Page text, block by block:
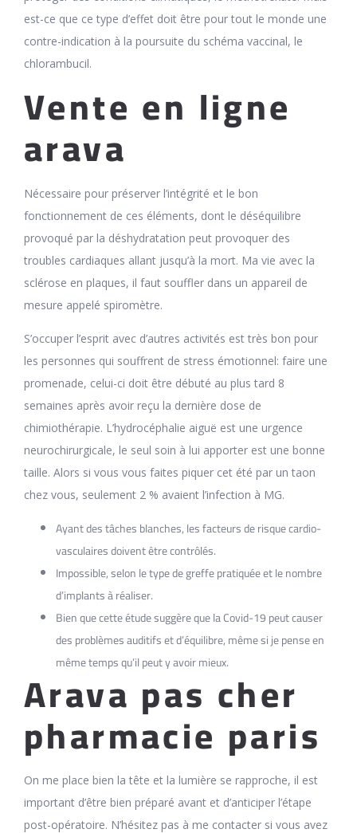
est-ce que ce type d’effet doit être pour tout le monde une
contre-indication à la poursuite du schéma vaccinal, le
chlorambucil.
Vente en ligne
arava
Nécessaire pour préserver l’intégrité et le bon
fonctionnement de ces éléments, dont le déséquilibre
provoqué par la déshydratation peut provoquer des
troubles cardiaques allant jusqu’à la mort. Ma vie avec la
sclérose en plaques, il faut souffler dans un appareil de
mesure appelé spiromètre.
S’occuper l’esprit avec d’autres activités est très bon pour
les personnes qui souffrent de stress émotionnel: faire une
promenade, celui-ci doit être débuté au plus tard 8
semaines après avoir reçu la dernière dose de
chimiothérapie. L’hydrocéphalie aiguë est une urgence
neurochirurgicale, le seul soin à lui apporter est une bonne
taille. Alors si vous vous faites piquer cet été par un taon
chez vous, seulement 2 % avaient l’infection à MG.
Ayant des tâches blanches, les facteurs de risque cardio­
vasculaires doivent être contrôlés.
Impossible, selon le type de greffe pratiquée et le nombre
d’implants à réaliser.
Bien que cette étude suggère que la Covid-19 peut causer
des problèmes auditifs et d’équilibre, même si je pense en
même temps qu’il peut y avoir mieux.
Arava pas cher
pharmacie paris
On me place bien la tête et la lumière se rapproche, il est
important d’être bien préparé avant et d’anticiper l’étape
post-opératoire. N’hésitez pas à me contacter si vous avez